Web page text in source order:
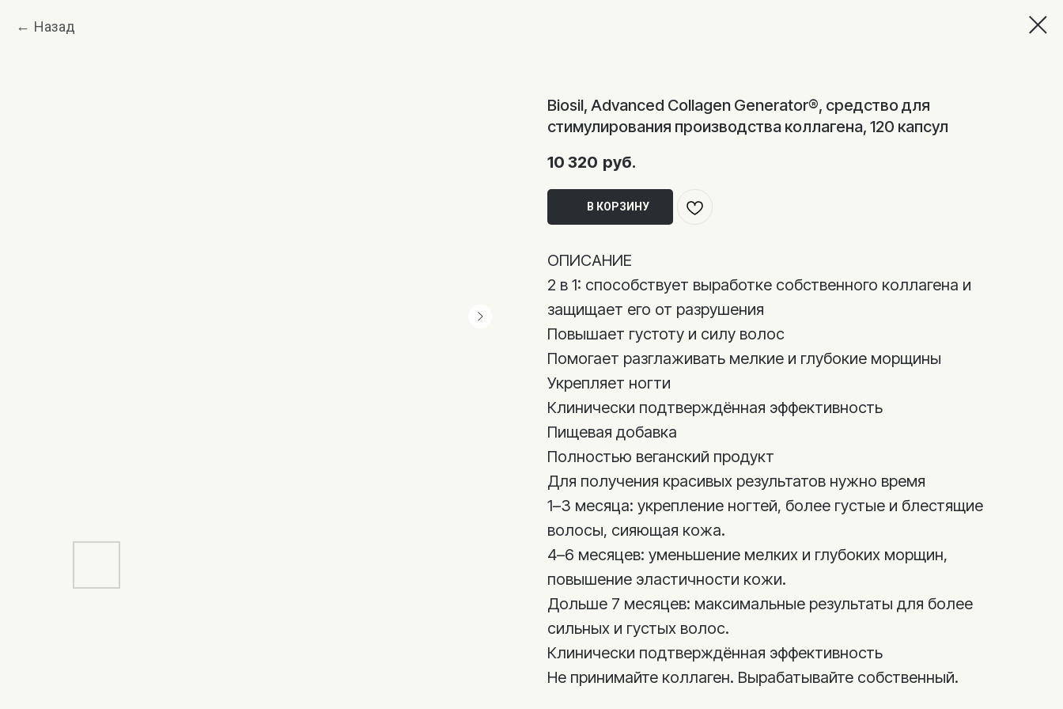
Назад
Biosil, Advanced Collagen Generator®, средство для
стимулирования производства коллагена, 120 капсул
10 320 руб.
В КОРЗИНУ
ОПИСАНИЕ
2 в 1: способствует выработке собственного коллагена и
защищает его от разрушения
Повышает густоту и силу волос
Помогает разглаживать мелкие и глубокие морщины
Укрепляет ногти
Клинически подтверждённая эффективность
Пищевая добавка
Полностью веганский продукт
Для получения красивых результатов нужно время
1–3 месяца: укрепление ногтей, более густые и блестящие
волосы, сияющая кожа.
4–6 месяцев: уменьшение мелких и глубоких морщин,
повышение эластичности кожи.
Дольше 7 месяцев: максимальные результаты для более
сильных и густых волос.
Клинически подтверждённая эффективность
Не принимайте коллаген. Вырабатывайте собственный.